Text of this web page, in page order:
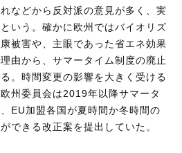
などから反対派の意見が多く、実
いう。確かに欧州ではバイオリズ
被害や、主眼であった省エネ効果
由から、サマータイム制度の廃止
。時間変更の影響を大きく受ける
州委員会は2019年以降サマータ
EU加盟各国が夏時間か冬時間の
できる改正案を提出していた。